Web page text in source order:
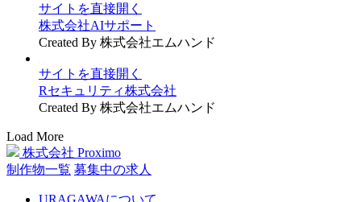
サイトを直接開く
株式会社AIサポート
Created By 株式会社エムハンド
サイトを直接開く
Rセキュリティ株式会社
Created By 株式会社エムハンド
Load More
株式会社 Proximo
制作物一覧 募集中の求人
URAGAWAについて